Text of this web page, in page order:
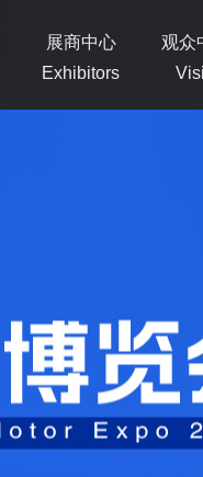
展商中心
Exhibitors
观众